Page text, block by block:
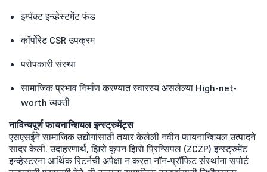
इम्पॅक्ट इन्व्हेस्टमेंट फंड
कॉर्पोरेट CSR उपक्रम
परोपकारी संस्था
सामाजिक प्रभाव निर्माण करण्यात स्वारस्य असलेल्या High-net-
worth व्यक्ती
नाविन्यपूर्ण फायनान्शियल इन्स्ट्रुमेंट्स
एसएसईने सामाजिक उद्योगांसाठी तयार केलेली नवीन फायनान्शियल उत्पादने
सादर केली. उदाहरणार्थ, झिरो कूपन झिरो प्रिन्सिपल (ZCZP) इन्स्ट्रुमेंट
इन्व्हेस्टरना आर्थिक रिटर्नची अपेक्षा न करता नॉन-प्रॉफिट संस्थांना सपोर्ट